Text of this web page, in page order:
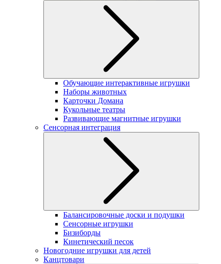
Обучающие интерактивные игрушки
Наборы животных
Карточки Домана
Кукольные театры
Развивающие магнитные игрушки
Сенсорная интеграция
Балансировочные доски и подушки
Сенсорные игрушки
Бизиборды
Кинетический песок
Новогодние игрушки для детей
Канцтовари